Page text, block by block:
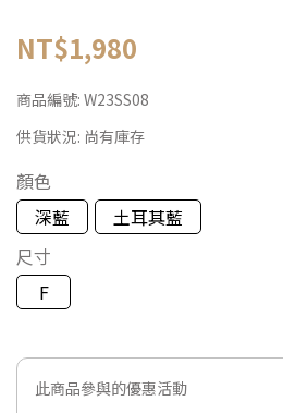
NT$1,980
商品編號: W23SS08
供貨狀況: 尚有庫存
顏色
深藍
土耳其藍
尺寸
F
此商品參與的優惠活動